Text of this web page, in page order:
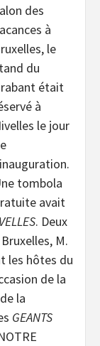
des
à
le
du
était
à
le jour
tombola
avait
. Deux
M.
les hôtes du
de la
la
GEANTS